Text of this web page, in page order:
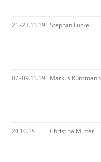
21.-23.11.19 Stephan Lücke
07.-09.11.19 Markus Kunzmann
20.10.19 Christina Mutter